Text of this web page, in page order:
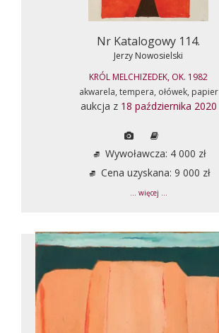
Nr Katalogowy 114.
Jerzy Nowosielski
KRÓL MELCHIZEDEK, OK. 1982
akwarela, tempera, ołówek, papier
aukcja z 18 października 2020
Wywoławcza: 4 000 zł
Cena uzyskana: 9 000 zł
... więcej ...